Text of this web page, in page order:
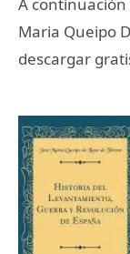
Maria Queipo
descargar